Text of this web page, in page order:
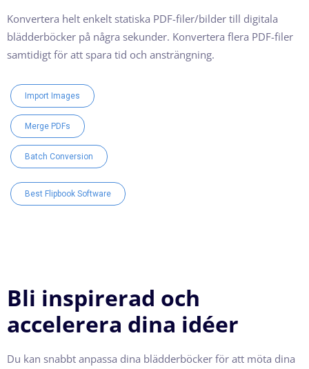
Konvertera helt enkelt statiska PDF-filer/bilder till digitala
blädderböcker på några sekunder. Konvertera flera PDF-filer
samtidigt för att spara tid och ansträngning.
Import Images
Merge PDFs
Batch Conversion
Best Flipbook Software
Bli inspirerad och
accelerera dina idéer
Du kan snabbt anpassa dina blädderböcker för att möta dina